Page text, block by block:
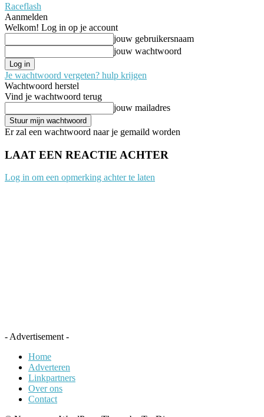
Raceflash
Aanmelden
Welkom! Log in op je account
jouw gebruikersnaam
jouw wachtwoord
Je wachtwoord vergeten? hulp krijgen
Wachtwoord herstel
Vind je wachtwoord terug
jouw mailadres
Er zal een wachtwoord naar je gemaild worden
LAAT EEN REACTIE ACHTER
Log in om een opmerking achter te laten
- Advertisement -
Home
Adverteren
Linkpartners
Over ons
Contact